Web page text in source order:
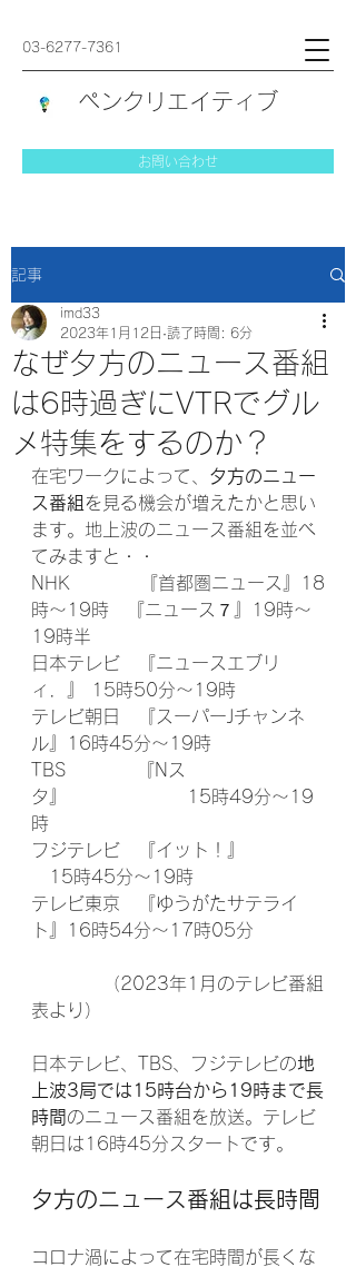
03-6277-7361
ペンクリエイティブ
お問い合わせ
記事
なぜ夕方のニュース番組
は6時過ぎにVTRでグル
メ特集をするのか？
imd33
2023年1月12日 読了時間: 6分
在宅ワークによって、 夕方のニュー
ス番組 を見る機会が増えたかと思い
ます。地上波のニュース番組を並べ
てみますと・・
NHK　　　　『首都圏ニュース』18
時～19時　『ニュース７』19時～
19時半
日本テレビ　『ニュースエブリ
ィ．』 15時50分～19時
テレビ朝日　『スーパーJチャンネ
ル』16時45分～19時
TBS　　　　『Nス
タ』　　　　　　  15時49分～19
時
フジテレビ　『イット！』
15時45分～19時
テレビ東京　『ゆうがたサテライ
ト』16時54分～17時05分
（2023年1月のテレビ番組
表より）
日本テレビ、TBS、フジテレビの地
上波3局では15時台から19時まで長
時間のニュース番組を放送。テレビ
朝日は16時45分スタートです。
夕方のニュース番組は長時間
コロナ渦によって在宅時間が長くな